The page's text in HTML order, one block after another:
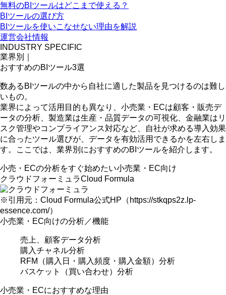
無料のBIツールはどこまで使える？
BIツールの選び方
BIツールを使いこなせない理由を解説
運営会社情報
INDUSTRY SPECIFIC
業界別｜
おすすめのBIツール3選
数あるBIツールの中から自社に適した製品を見つけるのは難し
い もの。
業界によって活用目的も異なり、小売業・ECは顧客・販売デ
ータの分析、製造業は生産・品質データの可視化、金融業はリ
スク管理やコンプライアンス対応など、
自社が求める導入効果
に合ったツール選びが、データを有効活用できるかを左右しま
す。ここでは、業界別におすすめのBIツールを紹介します。
小売・ECの分析をすぐ始めたい小売業・EC向け
クラウドフォーミュラCloud Formula
※引用元：Cloud Formula公式HP（https://stkqps2z.lp-
essence.com/）
小売業・EC向けの分析／機能
売上、顧客データ分析
購入チャネル分析
RFM（購入日・購入頻度・購入金額）分析
バスケット（買い合わせ）分析
小売業・ECにおすすめな理由